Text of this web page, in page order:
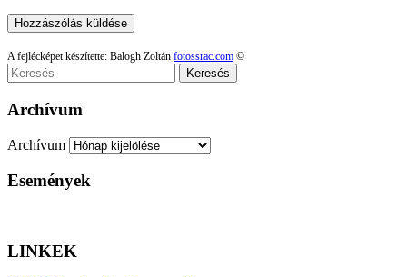
A fejlécképet készítette: Balogh Zoltán fotossrac.com ©
Keresés
Archívum
Archívum
Események
LINKEK